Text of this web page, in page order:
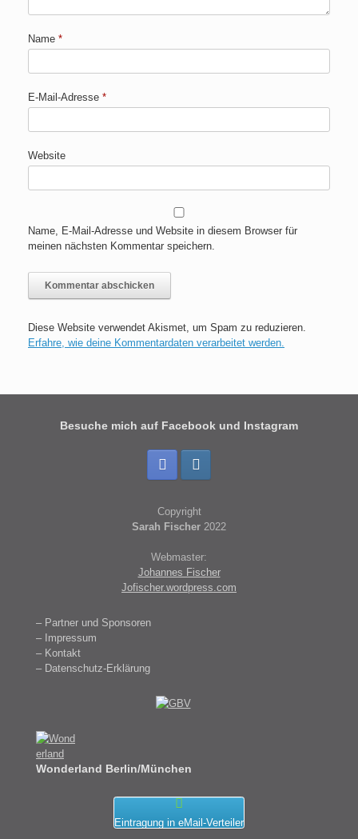
Name *
E-Mail-Adresse *
Website
Name, E-Mail-Adresse und Website in diesem Browser für
meinen nächsten Kommentar speichern.
Diese Website verwendet Akismet, um Spam zu reduzieren.
Erfahre, wie deine Kommentardaten verarbeitet werden.
Besuche mich auf Facebook und Instagram
Copyright
Sarah Fischer 2022
Webmaster:
Johannes Fischer
Jofischer.wordpress.com
– Partner und Sponsoren
– Impressum
– Kontakt
– Datenschutz-Erklärung
Wonderland Berlin/München
Eintragung in eMail-Verteiler